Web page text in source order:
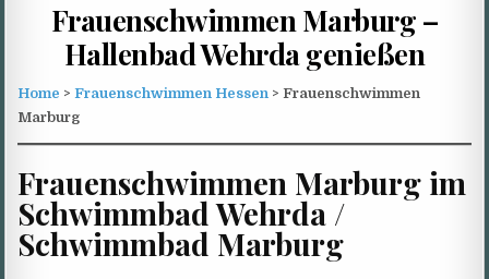
Frauenschwimmen Marburg –
Hallenbad Wehrda genießen
Home >Frauenschwimmen Hessen > Frauenschwimmen
Marburg
Frauenschwimmen Marburg im
Schwimmbad Wehrda /
Schwimmbad Marburg